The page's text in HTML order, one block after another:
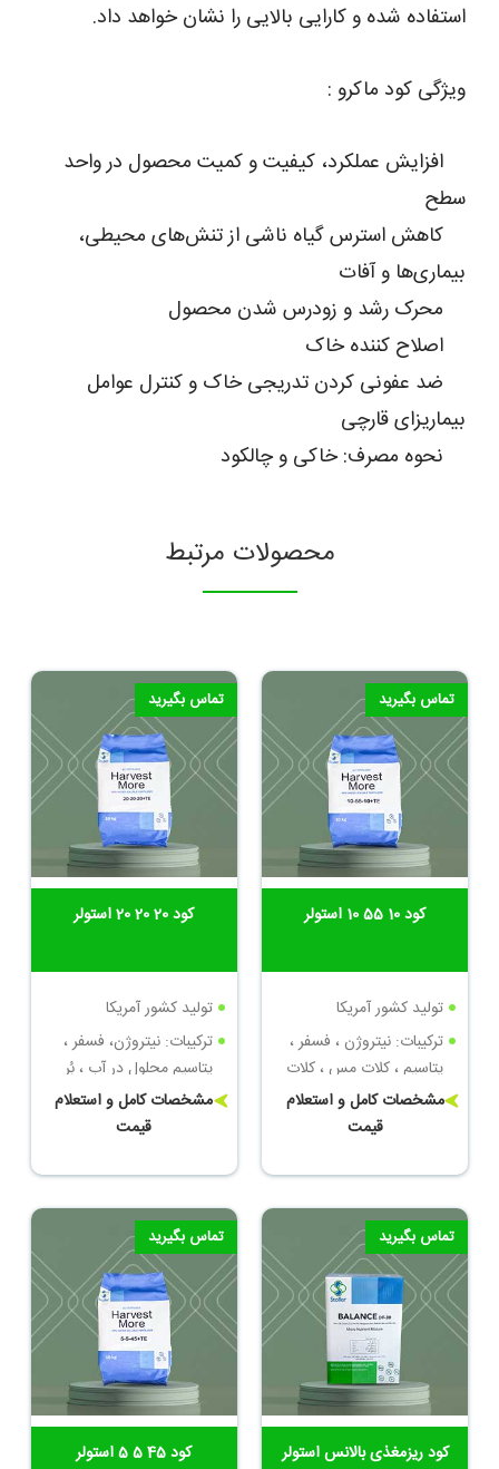
استفاده شده و کارایی بالایی را نشان خواهد داد.
ویژگی کود ماکرو :
افزایش عملکرد، کیفیت و کمیت محصول در واحد
سطح
کاهش استرس گیاه ناشی از تنش‌­های محیطی،
بیماری­‌ها و آفات
محرک رشد و زودرس شدن محصول
اصلاح ­کننده خاک
ضد عفونی کردن تدریجی خاک و کنترل عوامل
بیماری­زای قارچی
نحوه مصرف: خاکی و چالکود
محصولات مرتبط
تماس بگیرید
کود 20 20 20 استولر
تولید کشور آمریکا
ترکیبات: نیتروژن، فسفر ،
پتاسیم محلول در آب ، بُر
محلول ، کلات مس ، کلات
مشخصات کامل و استعلام
قیمت
تماس بگیرید
کود 10 55 10 استولر
تولید کشور آمریکا
ترکیبات: نیتروژن ، فسفر ،
پتاسیم ، کلات مس ، کلات
روی
مشخصات کامل و استعلام
قیمت
تماس بگیرید
کود 45 5 5 استولر
تماس بگیرید
کود ریزمغذی بالانس استولر